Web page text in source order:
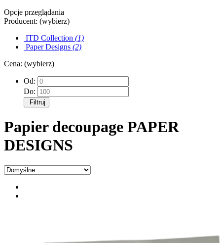
Opcje przeglądania
Producent: (wybierz)
ITD Collection (1)
Paper Designs (2)
Cena: (wybierz)
Od:
Do:
Filtruj
Papier decoupage PAPER
DESIGNS